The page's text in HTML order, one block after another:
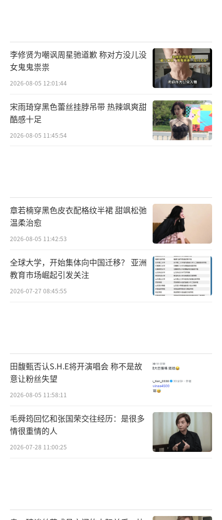
里”，这种真实的脆弱展现需要勇气，也提醒
着成长过程中的情感管理。
在争议与赞誉交织的复杂声音中，穆祉丞
否认“乖小孩”标签时所展现的，这一代年轻
艺人正在尝试打破既定框架，在养成体系的支
撑与个人特质的释放之间寻找平衡点。未来的
李修贤为嘲讽周星驰道歉 称对方没儿没
女鬼鬼祟祟
2026-08-05 12:01:44
宋雨琦穿黑色蕾丝挂脖吊带 热辣飒爽甜
酷感十足
2026-08-05 11:45:54
章若楠穿黑色皮衣配格纹半裙 甜飒松弛
温柔治愈
2026-08-05 11:42:53
全球大学，开始集体向中国迁移？ 亚洲
教育市场崛起引发关注
2026-07-27 08:45:55
田馥甄否认S.H.E将开演唱会 称不是故
意让粉丝失望
2026-08-05 11:58:11
毛舜筠回忆和张国荣交往经历：是很多
情很重情的人
2026-07-28 11:00:25